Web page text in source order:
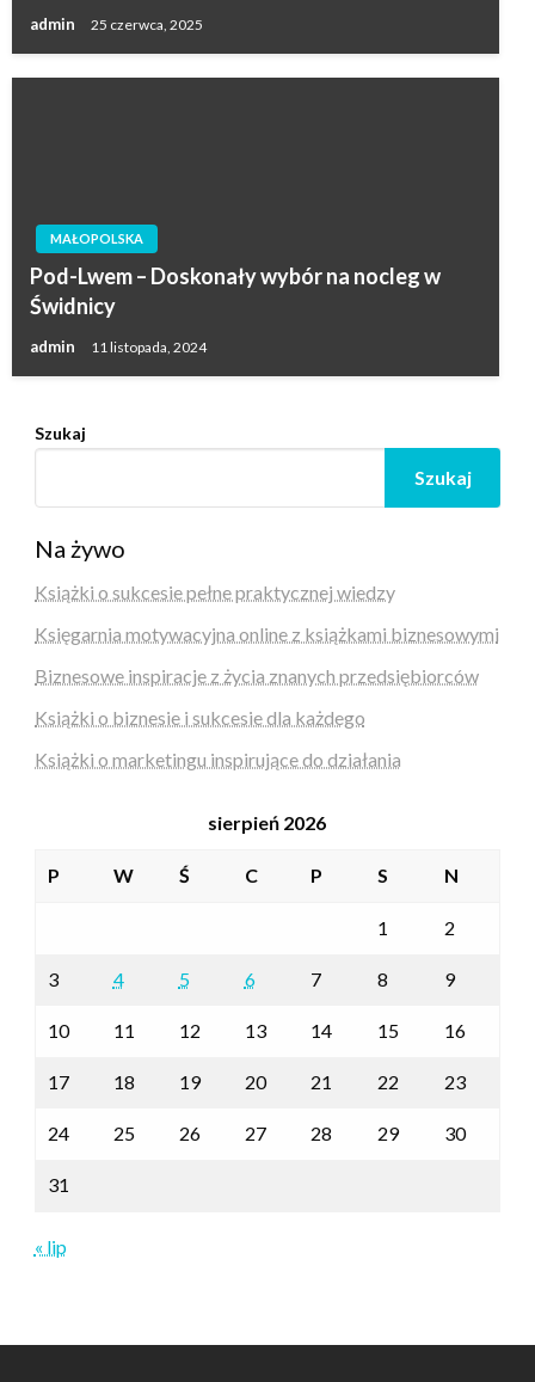
admin 25 czerwca, 2025
MAŁOPOLSKA
Pod-Lwem – Doskonały wybór na nocleg w
Świdnicy
admin 11 listopada, 2024
Szukaj
Szukaj
Na żywo
Książki o sukcesie pełne praktycznej wiedzy
Księgarnia motywacyjna online z książkami biznesowymi
Biznesowe inspiracje z życia znanych przedsiębiorców
Książki o biznesie i sukcesie dla każdego
Książki o marketingu inspirujące do działania
sierpień 2026
P W Ś C P S N
1 2
3 4 5 6 7 8 9
10 11 12 13 14 15 16
17 18 19 20 21 22 23
24 25 26 27 28 29 30
31
« lip